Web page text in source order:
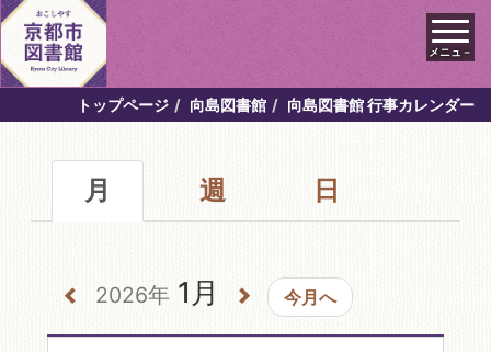
メニュ－
トップページ 向島図書館 向島図書館 行事カレンダー
月 週 日
2026年 1月 今月へ